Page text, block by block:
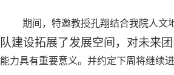
期间， 特邀教授孔翔结合我院人文
队建设拓展了发展空间，对未来
能力具有重要意义。 并约定下周将继续